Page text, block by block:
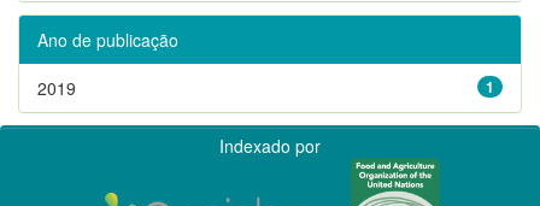
Ano de publicação
1
2019
Indexado por